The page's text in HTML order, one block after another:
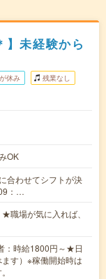
】未経験から
休み 残業なし
OK
合わせてシフトが決
：…
場が気に入れば、
：時給1800円～★日
す）※稼働開始時は